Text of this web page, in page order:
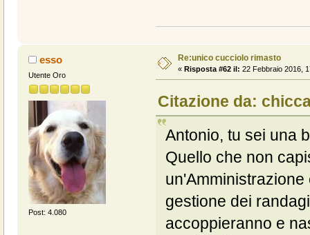
esso
Utente Oro
Post: 4.080
Re:unico cucciolo rimasto
« Risposta #62 il: 22 Febbraio 2016,
Citazione da:
Antonio, tu sei una
Quello che non
gestione dei
accoppieranno e